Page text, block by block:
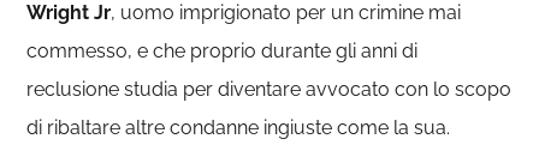
Wright Jr, uomo imprigionato per un crimine mai
commesso, e che proprio durante gli anni di
reclusione studia per diventare avvocato con lo scopo
di ribaltare altre condanne ingiuste come la sua.